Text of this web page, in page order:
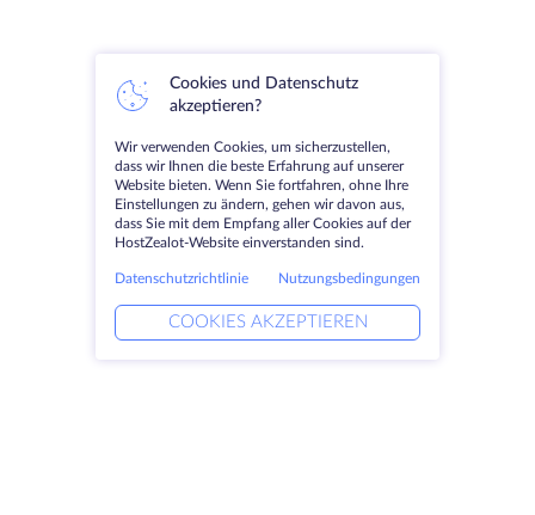
Cookies und Datenschutz
akzeptieren?
Wir verwenden Cookies, um sicherzustellen,
dass wir Ihnen die beste Erfahrung auf unserer
Website bieten. Wenn Sie fortfahren, ohne Ihre
Einstellungen zu ändern, gehen wir davon aus,
dass Sie mit dem Empfang aller Cookies auf der
HostZealot-Website einverstanden sind.
Datenschutzrichtlinie Nutzungsbedingungen
COOKIES AKZEPTIEREN